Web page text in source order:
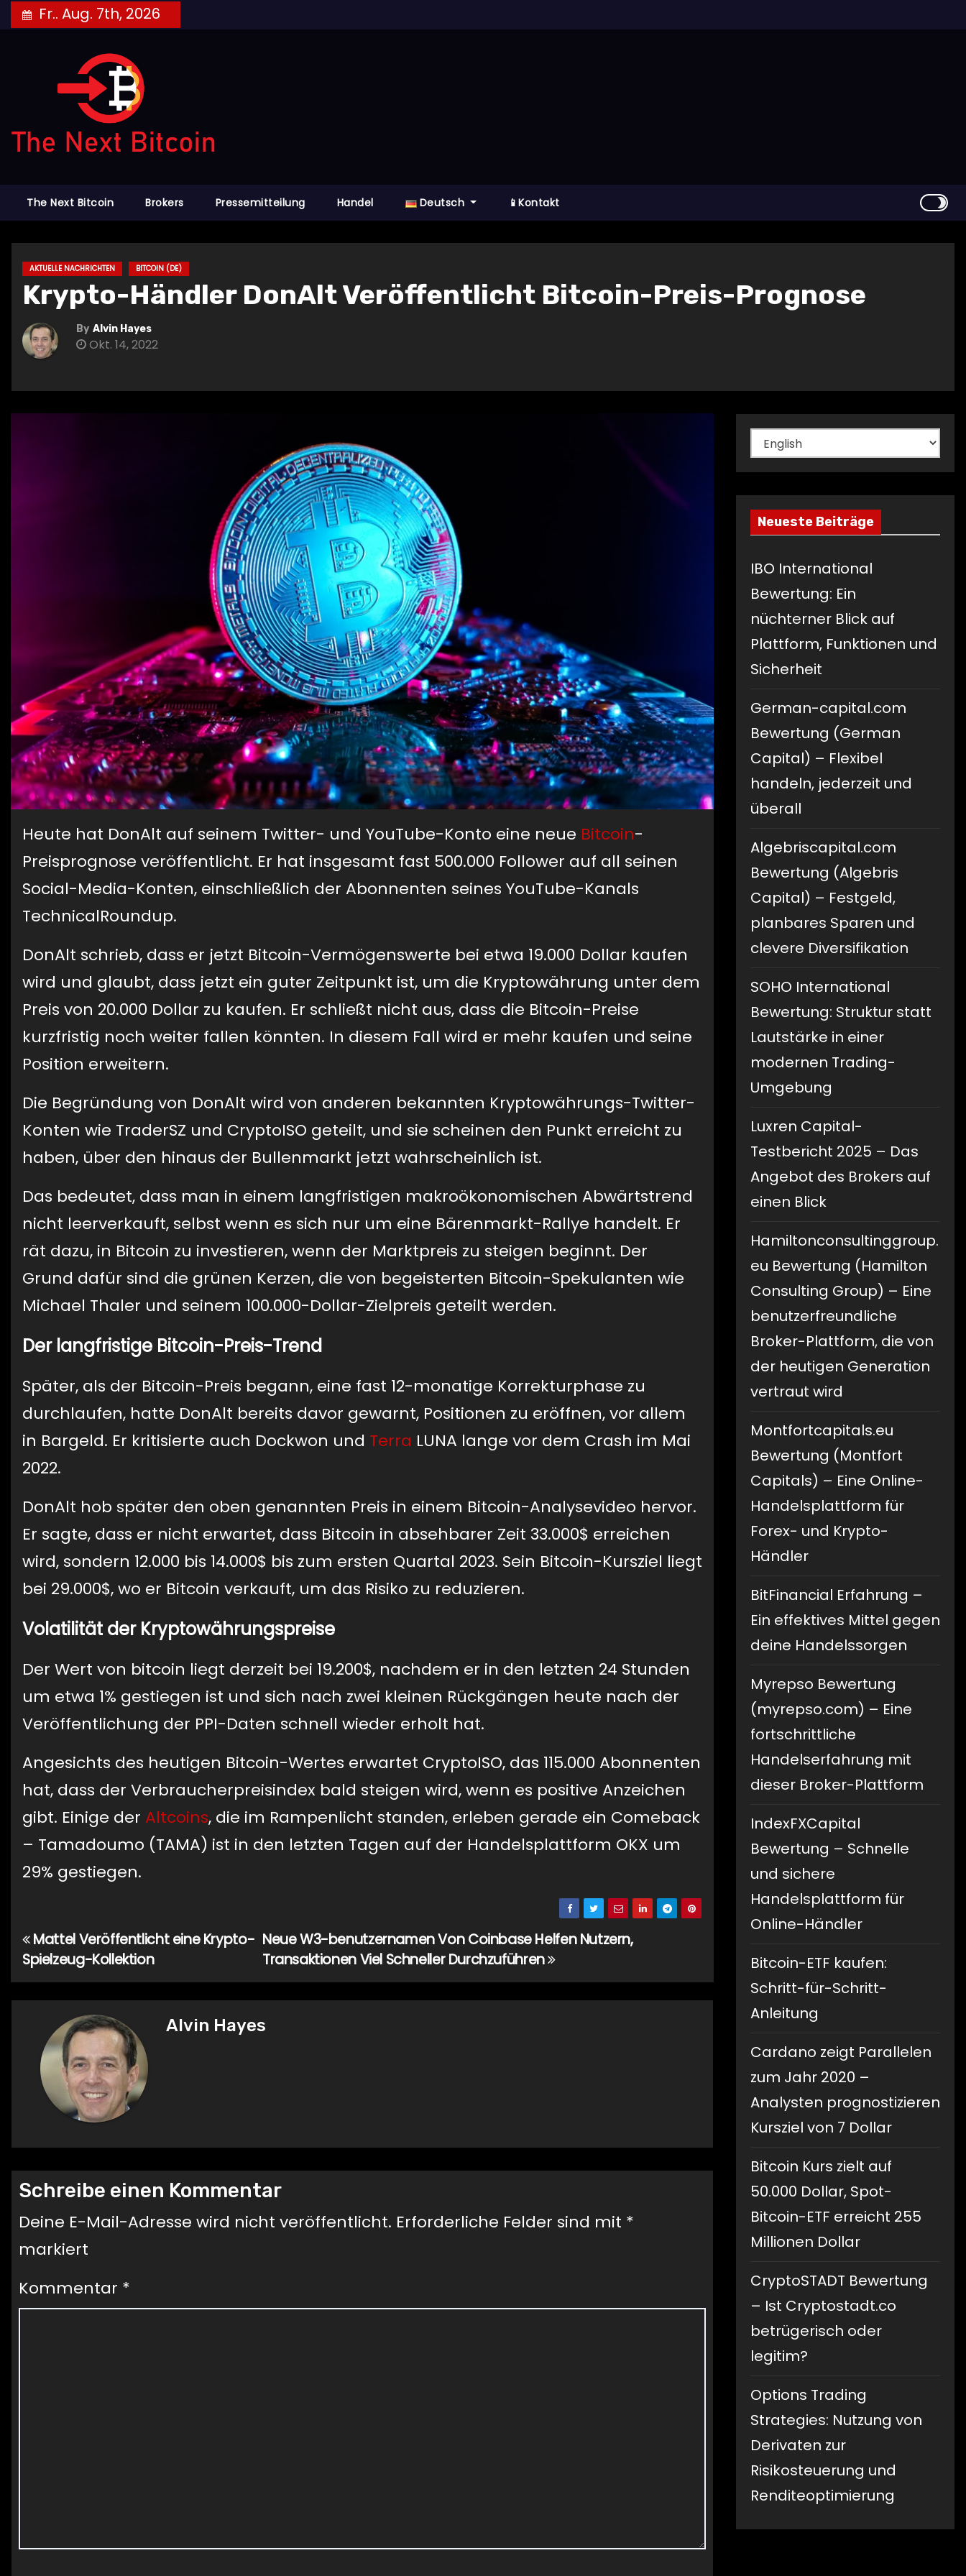
to
Fr.. Aug. 7th, 2026
The Next Bitcoin Brokers Pressemitteilung Handel Deutsch 📱Kontakt
AKTUELLE NACHRICHTEN BITCOIN (DE)
Krypto-Händler DonAlt Veröffentlicht Bitcoin-Preis-Prognose
By Alvin Hayes
Okt. 14, 2022
Heute hat DonAlt auf seinem Twitter- und YouTube-Konto eine neue Bitcoin-
Preisprognose veröffentlicht. Er hat insgesamt fast 500.000 Follower auf all seinen
Social-Media-Konten, einschließlich der Abonnenten seines YouTube-Kanals
TechnicalRoundup.
DonAlt schrieb, dass er jetzt Bitcoin-Vermögenswerte bei etwa 19.000 Dollar kaufen
wird und glaubt, dass jetzt ein guter Zeitpunkt ist, um die Kryptowährung unter dem
Preis von 20.000 Dollar zu kaufen. Er schließt nicht aus, dass die Bitcoin-Preise
kurzfristig noch weiter fallen könnten. In diesem Fall wird er mehr kaufen und seine
Position erweitern.
Die Begründung von DonAlt wird von anderen bekannten Kryptowährungs-Twitter-
Konten wie TraderSZ und CryptoISO geteilt, und sie scheinen den Punkt erreicht zu
haben, über den hinaus der Bullenmarkt jetzt wahrscheinlich ist.
Das bedeutet, dass man in einem langfristigen makroökonomischen Abwärtstrend
nicht leerverkauft, selbst wenn es sich nur um eine Bärenmarkt-Rallye handelt. Er
rät dazu, in Bitcoin zu investieren, wenn der Marktpreis zu steigen beginnt. Der
Grund dafür sind die grünen Kerzen, die von begeisterten Bitcoin-Spekulanten wie
Michael Thaler und seinem 100.000-Dollar-Zielpreis geteilt werden.
Der langfristige Bitcoin-Preis-Trend
Später, als der Bitcoin-Preis begann, eine fast 12-monatige Korrekturphase zu
durchlaufen, hatte DonAlt bereits davor gewarnt, Positionen zu eröffnen, vor allem
in Bargeld. Er kritisierte auch Dockwon und Terra LUNA lange vor dem Crash im Mai
2022.
DonAlt hob später den oben genannten Preis in einem Bitcoin-Analysevideo hervor.
Er sagte, dass er nicht erwartet, dass Bitcoin in absehbarer Zeit 33.000$ erreichen
wird, sondern 12.000 bis 14.000$ bis zum ersten Quartal 2023. Sein Bitcoin-Kursziel liegt
bei 29.000$, wo er Bitcoin verkauft, um das Risiko zu reduzieren.
Volatilität der Kryptowährungspreise
Der Wert von bitcoin liegt derzeit bei 19.200$, nachdem er in den letzten 24 Stunden
um etwa 1% gestiegen ist und sich nach zwei kleinen Rückgängen heute nach der
Veröffentlichung der PPI-Daten schnell wieder erholt hat.
Angesichts des heutigen Bitcoin-Wertes erwartet CryptoISO, das 115.000 Abonnenten
hat, dass der Verbraucherpreisindex bald steigen wird, wenn es positive Anzeichen
gibt. Einige der Altcoins, die im Rampenlicht standen, erleben gerade ein Comeback
– Tamadoumo (TAMA) ist in den letzten Tagen auf der Handelsplattform OKX um
29% gestiegen.
Beitragsnavigation
Neue W3-benutzernamen Von Coinbase Helfen Nutzern,
Transaktionen Viel Schneller Durchzuführen
Mattel Veröffentlicht eine Krypto-
Spielzeug-Kollektion
Alvin Hayes
Schreibe einen Kommentar
Deine E-Mail-Adresse wird nicht veröffentlicht. Erforderliche Felder sind mit *
markiert
Kommentar *
Sprache
auswählen
Neueste Beiträge
IBO International
Bewertung: Ein
nüchterner Blick auf
Plattform, Funktionen und
Sicherheit
German-capital.com
Bewertung (German
Capital) – Flexibel
handeln, jederzeit und
überall
Algebriscapital.com
Bewertung (Algebris
Capital) – Festgeld,
planbares Sparen und
clevere Diversifikation
SOHO International
Bewertung: Struktur statt
Lautstärke in einer
modernen Trading-
Umgebung
Luxren Capital-
Testbericht 2025 – Das
Angebot des Brokers auf
einen Blick
Hamiltonconsultinggroup.
eu Bewertung (Hamilton
Consulting Group) – Eine
benutzerfreundliche
Broker-Plattform, die von
der heutigen Generation
vertraut wird
Montfortcapitals.eu
Bewertung (Montfort
Capitals) – Eine Online-
Handelsplattform für
Forex- und Krypto-
Händler
BitFinancial Erfahrung –
Ein effektives Mittel gegen
deine Handelssorgen
Myrepso Bewertung
(myrepso.com) – Eine
fortschrittliche
Handelserfahrung mit
dieser Broker-Plattform
IndexFXCapital
Bewertung – Schnelle
und sichere
Handelsplattform für
Online-Händler
Bitcoin-ETF kaufen:
Schritt-für-Schritt-
Anleitung
Cardano zeigt Parallelen
zum Jahr 2020 –
Analysten prognostizieren
Kursziel von 7 Dollar
Bitcoin Kurs zielt auf
50.000 Dollar, Spot-
Bitcoin-ETF erreicht 255
Millionen Dollar
CryptoSTADT Bewertung
– Ist Cryptostadt.co
betrügerisch oder
legitim?
Options Trading
Strategies: Nutzung von
Derivaten zur
Risikosteuerung und
Renditeoptimierung